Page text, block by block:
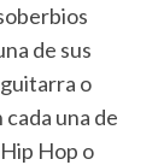
de sus
o
una de
Hop o